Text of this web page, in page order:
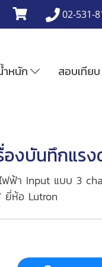
02-531-
ำหนัก สอบเทียบ
องบันทึกแร
ฟ้า Input แบบ 3
ห้อ Lutron